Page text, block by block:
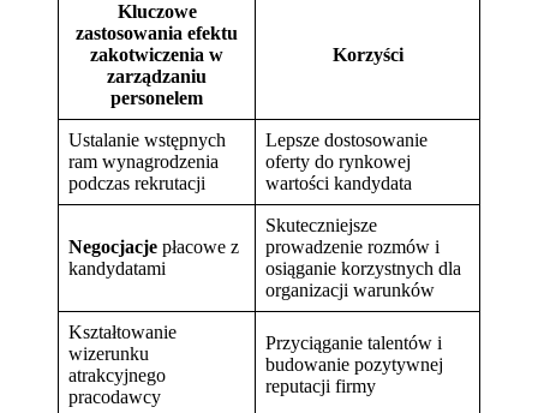
Kluczowe
zastosowania efektu
zakotwiczenia w
zarządzaniu
personelem
Korzyści
Ustalanie wstępnych
ram wynagrodzenia
podczas rekrutacji
Lepsze dostosowanie
oferty do rynkowej
wartości kandydata
Negocjacje płacowe z
kandydatami
Skuteczniejsze
prowadzenie rozmów i
osiąganie korzystnych dla
organizacji warunków
Kształtowanie
wizerunku
atrakcyjnego
pracodawcy
Przyciąganie talentów i
budowanie pozytywnej
reputacji firmy